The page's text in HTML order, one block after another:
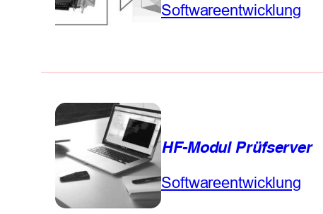
Softwareentwicklung
HF-Modul Prüfserver
Softwareentwicklung